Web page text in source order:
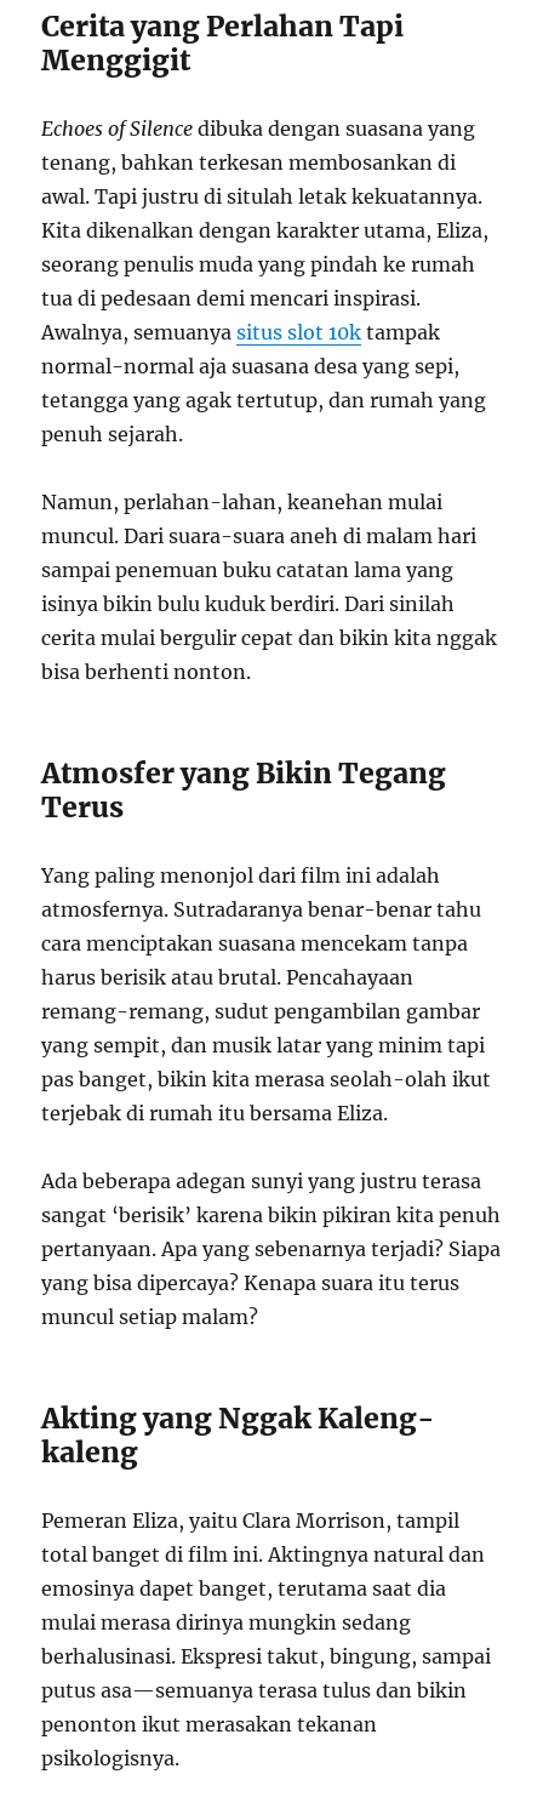
Cerita yang Perlahan Tapi
Menggigit
Echoes of Silence dibuka dengan suasana yang
tenang, bahkan terkesan membosankan di
awal. Tapi justru di situlah letak kekuatannya.
Kita dikenalkan dengan karakter utama, Eliza,
seorang penulis muda yang pindah ke rumah
tua di pedesaan demi mencari inspirasi.
Awalnya, semuanyasitus slot 10k tampak
normal-normal aja suasana desa yang sepi,
tetangga yang agak tertutup, dan rumah yang
penuh sejarah.
Namun, perlahan-lahan, keanehan mulai
muncul. Dari suara-suara aneh di malam hari
sampai penemuan buku catatan lama yang
isinya bikin bulu kuduk berdiri. Dari sinilah
cerita mulai bergulir cepat dan bikin kita nggak
bisa berhenti nonton.
Atmosfer yang Bikin Tegang
Terus
Yang paling menonjol dari film ini adalah
atmosfernya. Sutradaranya benar-benar tahu
cara menciptakan suasana mencekam tanpa
harus berisik atau brutal. Pencahayaan
remang-remang, sudut pengambilan gambar
yang sempit, dan musik latar yang minim tapi
pas banget, bikin kita merasa seolah-olah ikut
terjebak di rumah itu bersama Eliza.
Ada beberapa adegan sunyi yang justru terasa
sangat ‘berisik’ karena bikin pikiran kita penuh
pertanyaan. Apa yang sebenarnya terjadi? Siapa
yang bisa dipercaya? Kenapa suara itu terus
muncul setiap malam?
Akting yang Nggak Kaleng-
kaleng
Pemeran Eliza, yaitu Clara Morrison, tampil
total banget di film ini. Aktingnya natural dan
emosinya dapet banget, terutama saat dia
mulai merasa dirinya mungkin sedang
berhalusinasi. Ekspresi takut, bingung, sampai
putus asa—semuanya terasa tulus dan bikin
penonton ikut merasakan tekanan
psikologisnya.